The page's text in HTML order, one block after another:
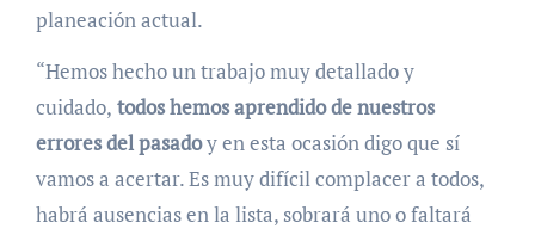
planeación actual.
“Hemos hecho un trabajo muy detallado y
cuidado, todos hemos aprendido de nuestros
errores del pasadoy en esta ocasión digo que sí
vamos a acertar. Es muy difícil complacer a todos,
habrá ausencias en la lista, sobrará uno o faltará